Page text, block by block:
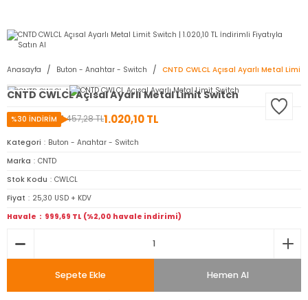
Anasayfa Buton - Anahtar - Switch CNTD CWLCL Açısal Ayarlı Metal Limit
CNTD CWLCL Açısal Ayarlı Metal Limit Switch
1.457,28 TL1.020,10 TL
%30 İNDİRİM
Kategori
Buton - Anahtar - Switch
Marka
CNTD
Stok Kodu
CWLCL
Fiyat
25,30 USD + KDV
Havale
999,69 TL (%2,00 havale indirimi)
Sepete Ekle Hemen Al